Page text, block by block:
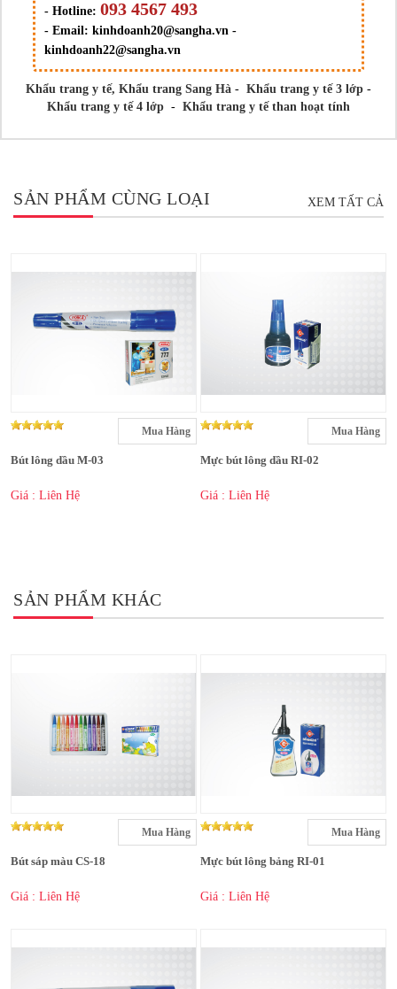
- Hotline: 093 4567 493
- Email: kinhdoanh20@sangha.vn -
kinhdoanh22@sangha.vn
Khẩu trang y tế, Khẩu trang Sang Hà - Khẩu trang y tế 3 lớp -
Khẩu trang y tế 4 lớp - Khẩu trang y tế than hoạt tính
SẢN PHẨM CÙNG LOẠI XEM TẤT CẢ
Mua Hàng
Bút lông dầu M-03
Giá : Liên Hệ
Mua Hàng
Mực bút lông dầu RI-02
Giá : Liên Hệ
SẢN PHẨM KHÁC
Mua Hàng
Bút sáp màu CS-18
Giá : Liên Hệ
Mua Hàng
Mực bút lông bảng RI-01
Giá : Liên Hệ